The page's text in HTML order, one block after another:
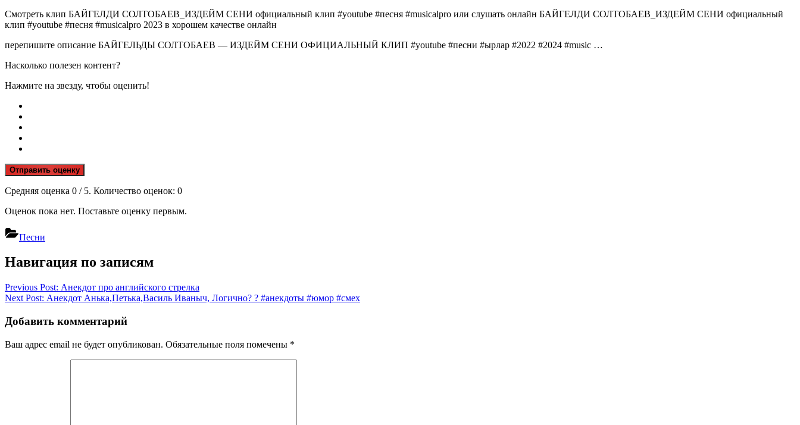
Смотреть клип БАЙГЕЛДИ СОЛТОБАЕВ_ИЗДЕЙМ СЕНИ официальный клип #youtube #песня #musicalpro или слушать онлайн БАЙГЕЛДИ СОЛТОБАЕВ_ИЗДЕЙМ СЕНИ официальный
клип #youtube #песня #musicalpro 2023 в хорошем качестве онлайн
перепишите описание БАЙГЕЛЬДЫ СОЛТОБАЕВ — ИЗДЕЙМ СЕНИ ОФИЦИАЛЬНЫЙ КЛИП #youtube #песни #ырлар #2022 #2024 #music …
Насколько полезен контент?
Нажмите на звезду, чтобы оценить!
Отправить оценку
Средняя оценка 0 / 5. Количество оценок: 0
Оценок пока нет. Поставьте оценку первым.
Песни
Навигация по записям
Previous Post: Анекдот про английского стрелка
Next Post: Анекдот Анька,Петька,Василь Иваныч, Логично? ? #анекдоты #юмор #смех
Добавить комментарий
Ваш адрес email не будет опубликован. Обязательные поля помечены *